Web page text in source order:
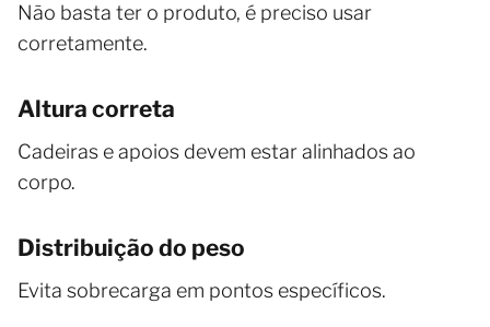
Não basta ter o produto, é preciso usar
corretamente.
Altura correta
Cadeiras e apoios devem estar alinhados ao
corpo.
Distribuição do peso
Evita sobrecarga em pontos específicos.